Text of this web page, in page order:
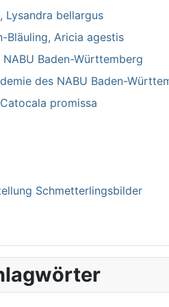
Lysandra bellargus
Bläuling, Aricia agestis
Baden-Württemberg
des NABU Baden-
promissa
Schmetterlingsbilder